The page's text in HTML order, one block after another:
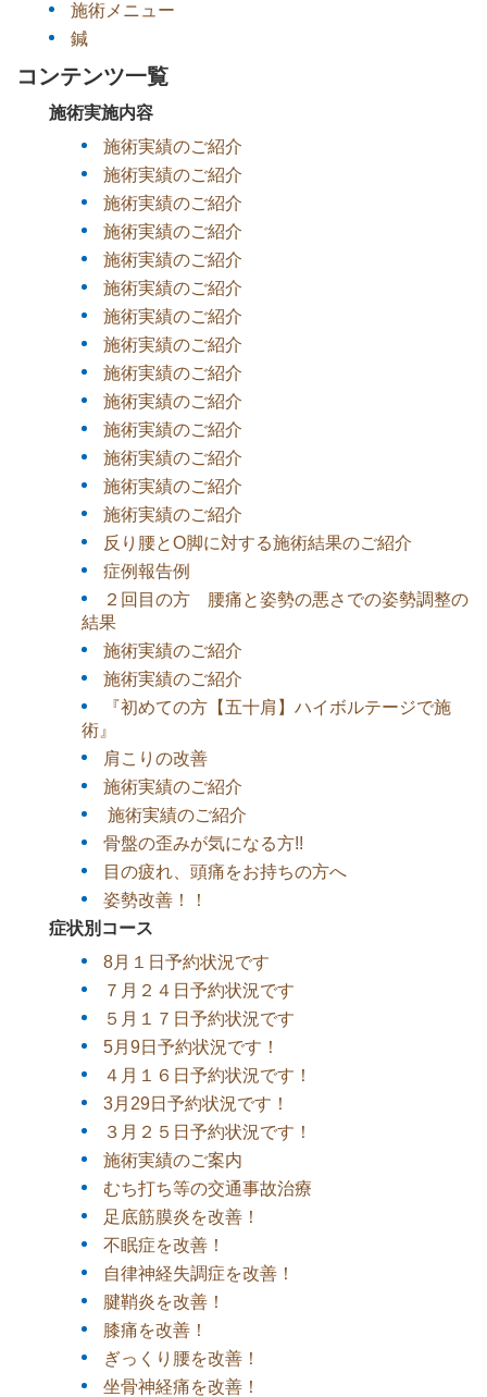
施術メニュー
鍼
コンテンツ一覧
施術実施内容
施術実績のご紹介
施術実績のご紹介
施術実績のご紹介
施術実績のご紹介
施術実績のご紹介
施術実績のご紹介
施術実績のご紹介
施術実績のご紹介
施術実績のご紹介
施術実績のご紹介
施術実績のご紹介
施術実績のご紹介
施術実績のご紹介
施術実績のご紹介
反り腰とO脚に対する施術結果のご紹介
症例報告例
２回目の方 腰痛と姿勢の悪さでの姿勢調整の
結果
施術実績のご紹介
施術実績のご紹介
『初めての方【五十肩】ハイボルテージで施
術』
肩こりの改善
施術実績のご紹介
施術実績のご紹介
骨盤の歪みが気になる方!!
目の疲れ、頭痛をお持ちの方へ
姿勢改善！！
症状別コース
8月１日予約状況です
７月２４日予約状況です
５月１７日予約状況です
5月9日予約状況です！
４月１６日予約状況です！
3月29日予約状況です！
３月２５日予約状況です！
施術実績のご案内
むち打ち等の交通事故治療
足底筋膜炎を改善！
不眠症を改善！
自律神経失調症を改善！
腱鞘炎を改善！
膝痛を改善！
ぎっくり腰を改善！
坐骨神経痛を改善！